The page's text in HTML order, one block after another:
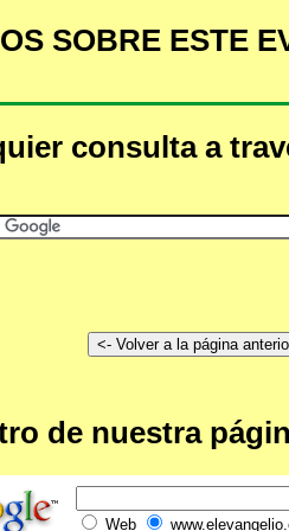
SOBRE ESTE
consulta a
de nuestra
Web